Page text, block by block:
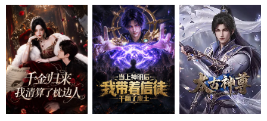
第03集 第02集 第01集